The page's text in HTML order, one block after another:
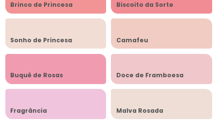
Brinco de Princesa Biscoito da Sorte
Sonho de Princesa Camafeu
Buquê de Rosas Doce de Framboesa
Fragrância Malva Rosada